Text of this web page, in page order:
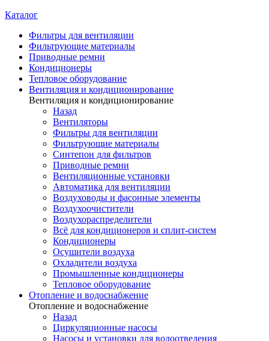
Каталог
Фильтры для вентиляции
Фильтрующие материалы
Приводные ремни
Кондиционеры
Тепловое оборудование
Вентиляция и кондиционирование
Вентиляция и кондиционирование
Назад
Вентиляторы
Фильтры для вентиляции
Фильтрующие материалы
Синтепон для фильтров
Приводные ремни
Вентиляционные установки
Автоматика для вентиляции
Воздуховоды и фасонные элементы
Воздухоочистители
Воздухораспределители
Всё для кондиционеров и сплит-систем
Кондиционеры
Осушители воздуха
Охладители воздуха
Промышленные кондиционеры
Тепловое оборудование
Отопление и водоснабжение
Отопление и водоснабжение
Назад
Циркуляционные насосы
Насосы и установки для водоотведения